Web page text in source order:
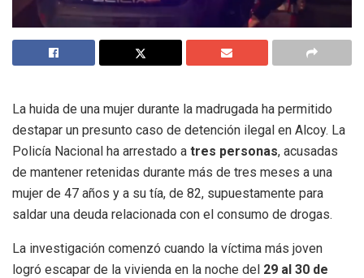
La huida de una mujer durante la madrugada ha permitido
destapar un presunto caso de detención ilegal en Alcoy. La
Policía Nacional ha arrestado a tres personas, acusadas
de mantener retenidas durante más de tres meses a una
mujer de 47 años y a su tía, de 82, supuestamente para
saldar una deuda relacionada con el consumo de drogas.
La investigación comenzó cuando la víctima más joven
logró escapar de la vivienda en la noche del 29 al 30 de